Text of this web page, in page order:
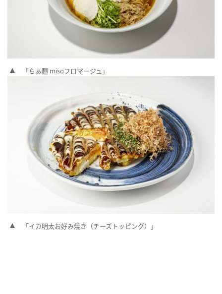
「らぁ麺 misoフロマージュ」
「イカ明太お好み焼き（チーズトッピング）」